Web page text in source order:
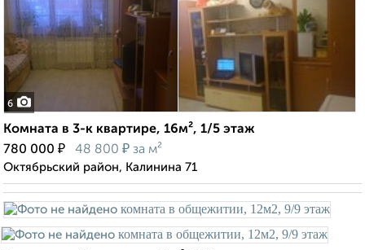
6
Комната в 3-к квартире, 16м², 1/5 этаж
780 000 ₽ 48 800 ₽ за м²
Октябрьский район, Калинина 71